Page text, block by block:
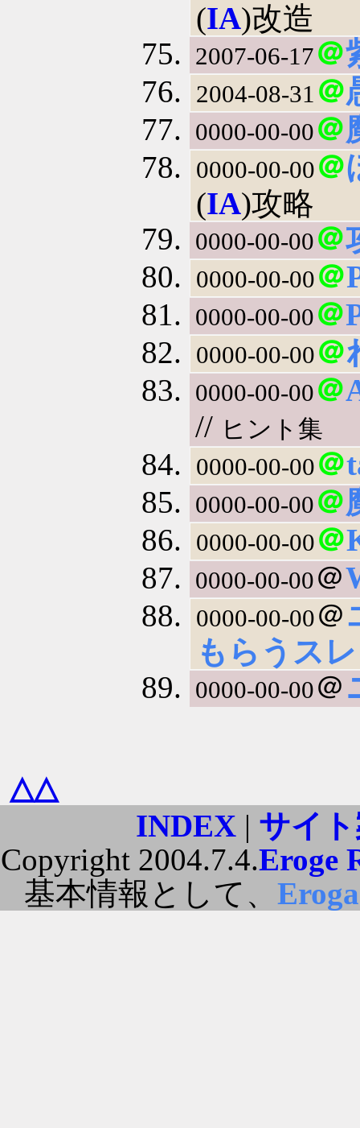
(IA)改造
2007-06-17＠
2004-08-31 ＠
0000-00-00＠
0000-00-00＠
(IA)攻略
0000-00-00＠
0000-00-00＠
0000-00-00＠
0000-00-00＠
0000-00-00＠
// ヒント集
0000-00-00＠
0000-00-00＠
0000-00-00＠
0000-00-00＠
0000-00-00＠
もらうス
0000-00-00＠
△△
INDEX| サイ
Copyright 2004.7.4.Eroge
基本情報として、